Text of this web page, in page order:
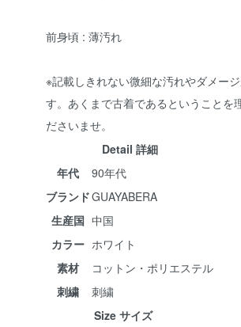
前身頃 : 薄汚れ
※記載しきれない微細な汚れやダメー
す。あくまで古着であるということを
ださいませ。
Detail 詳細
年代
90年代
ブランドGUAYABERA
生産国 中国
カラー ホワイト
素材
コットン・ポリエステル
刺繍
刺繍
Size サイズ